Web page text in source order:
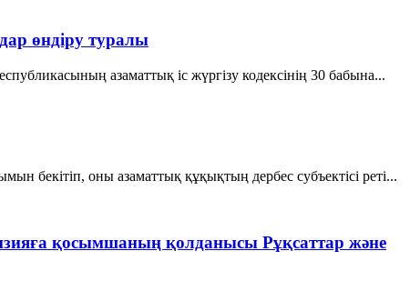
өндіру туралы
азаматтық іс жүргізу кодексінің 30 бабына...
бекітіп, оны азаматтық құқықтың дербес субъектісі реті...
қосымшаның қолданысы Рұқсаттар және